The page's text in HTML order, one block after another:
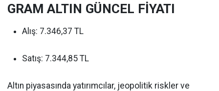
GRAM ALTIN GÜNCEL FİYATI
Alış: 7.346,37 TL
Satış: 7.344,85 TL
Altın piyasasında yatırımcılar, jeopolitik riskler ve